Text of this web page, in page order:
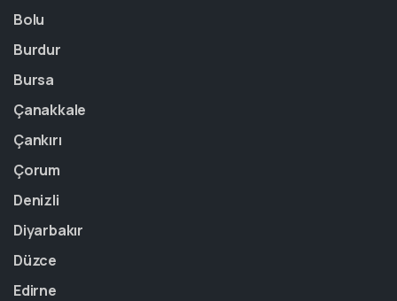
Bolu
Burdur
Bursa
Çanakkale
Çankırı
Çorum
Denizli
Diyarbakır
Düzce
Edirne